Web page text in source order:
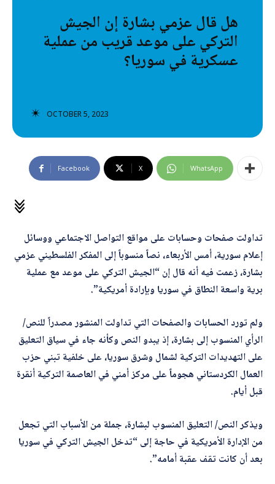
تصنيفات إضافية
المعلومات الخاطئة
المعلومات المضللة
رئيسية
بريدك الإلكتروني*
هل قال عزمي بشارة إن الجيش
التركي على موعد قريب من عملية
عسكرية في سوريا؟
OCTOBER 5, 2023
Facebook X WhatsApp
تداولت صفحات وحسابات على مواقع التواصل الاجتماعي ووسائل
إعلام سورية، أمس الأربعاء، نصاً منسوباً إلى المفكر الفلسطيني عزمي
بشارة، زعمت فيه أنه قال إن “الجيش التركي على موعد مع عملية
برية واسعة النطاق في سوريا وبإرادة أمريكية”.
ولم تورد الحسابات والصفحات التي تداولت المنشور مصدراً للنص/
الرأي المنسوب إلى بشارة، إذ يبدو النص وكأنه جاء في سياق التعليق
على التهديدات التركية لشمال وشرق سوريا، على خلفية تبني حزب
العمال الكردستاني هجوماً على مركز أمني في العاصمة التركية أنقرة
قبل أيام.
ويذكر النص/ التعليق المنسوب لبشارة، جملة من الأسباب التي تجعل
من الإدارة الأمريكية في حاجة إلى “تدخل الجيش التركي في سوريا
بعد أن كانت تقف عقبة أمامه”.